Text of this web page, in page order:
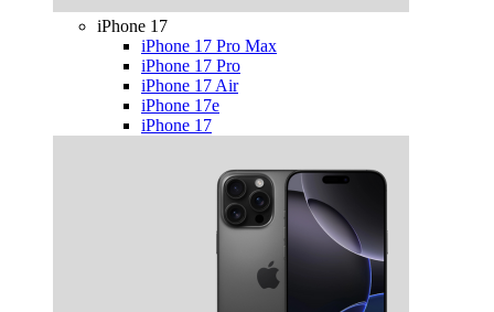
iPhone 17
iPhone 17 Pro Max
iPhone 17 Pro
iPhone 17 Air
iPhone 17e
iPhone 17